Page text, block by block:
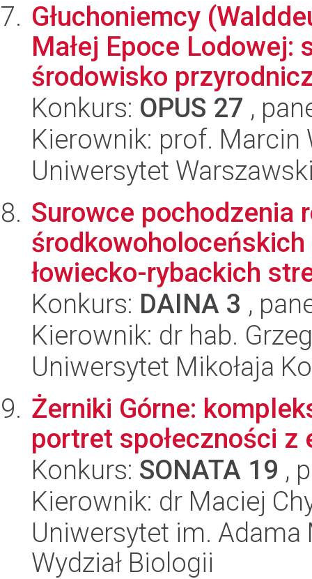
Głuchoniemcy
Małej Epoce
środowisko
Konkurs: OPUS 27 ,
Kierownik: prof. Marcin
Uniwersytet
Surowce pochodzenia
łowiecko-rybackich
Konkurs: DAINA 3 ,
Kierownik: dr hab.
Uniwersytet Mikołaja
Żerniki Górne:
portret społeczności z
Konkurs: SONATA 19 ,
Kierownik: dr Maciej
Uniwersytet im.
Wydział Biologii